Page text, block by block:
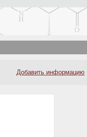
Добавить информацию